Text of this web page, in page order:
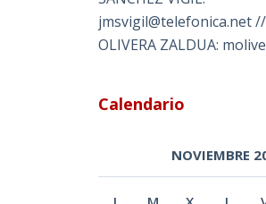
jmsvigil@telefonica.net
OLIVERA ZALDUA:
Calendario
NOVIEMBRE